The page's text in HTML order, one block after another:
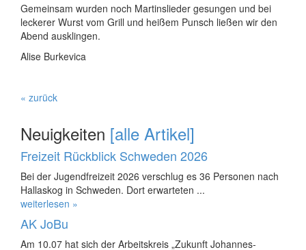
Gemeinsam wurden noch Martinslieder gesungen und bei
leckerer Wurst vom Grill und heißem Punsch ließen wir den
Abend ausklingen.
Alise Burkevica
« zurück
Neuigkeiten [alle Artikel]
Freizeit Rückblick Schweden 2026
Bei der Jugendfreizeit 2026 verschlug es 36 Personen nach
Hallaskog in Schweden. Dort erwarteten ...
weiterlesen »
AK JoBu
Am 10.07 hat sich der Arbeitskreis „Zukunft Johannes-